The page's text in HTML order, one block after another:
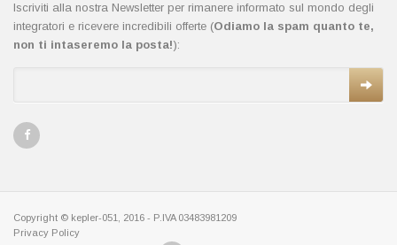
Iscriviti alla nostra Newsletter per rimanere informato sul mondo degli
integratori e ricevere incredibili offerte (Odiamo la spam quanto te,
non ti intaseremo la posta!):
Copyright © kepler-051, 2016 - P.IVA 03483981209
Privacy Policy